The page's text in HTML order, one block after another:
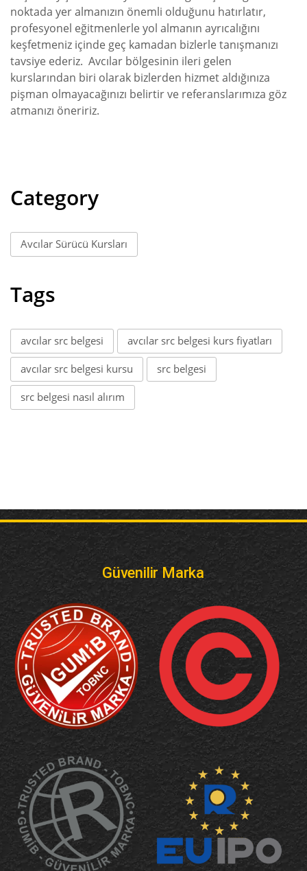
noktada yer almanızın önemli olduğunu hatırlatır,
profesyonel eğitmenlerle yol almanın ayrıcalığını
keşfetmeniz içinde geç kamadan bizlerle tanışmanızı
tavsiye ederiz. Avcılar bölgesinin ileri gelen
kurslarından biri olarak bizlerden hizmet aldığınıza
pişman olmayacağınızı belirtir ve referanslarımıza göz
atmanızı öneririz.
Category
Avcılar Sürücü Kursları
Tags
avcılar src belgesi avcılar src belgesi kurs fiyatları
avcılar src belgesi kursu src belgesi
src belgesi nasıl alırım
Güvenilir Marka